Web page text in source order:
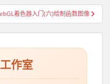
着色器入门(六)绘制函数图像
作室